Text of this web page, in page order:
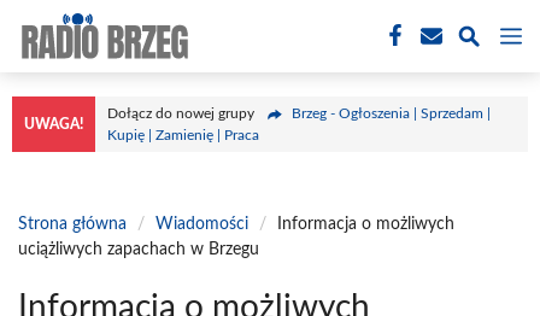
treści
UWAGA!
Dołącz do nowej grupy
Brzeg - Ogłoszenia | Sprzedam |
Kupię | Zamienię | Praca
Strona główna / Wiadomości /
Informacja o możliwych
uciążliwych zapachach w Brzegu
Informacja o możliwych